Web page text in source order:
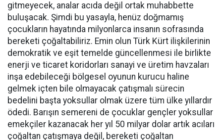
gitmeyecek, analar acıda değil ortak muhabbette
buluşacak. Şimdi bu yasayla, henüz doğmamış
çocukların hayatında milyonlarca insanın sofrasında
bereketi çoğaltabiliriz. Emin olun Türk Kürt ilişkilerinin
demokratik ve eşit temelde güncellenmesi ile birlikte
enerji ve ticaret koridorları sanayi ve üretim havzaları
inşa edebileceği bölgesel oyunun kurucu haline
gelmek içten bile olmayacak çatışmalı sürecin
bedelini başta yoksullar olmak üzere tüm ülke yıllardır
ödedi. Barışın semereni de çocuklar gençler yoksullar
emekçiler kazanacak her yıl 50 milyar dolar artık acıları
çoğaltan çatışmaya değil, bereketi çoğaltan